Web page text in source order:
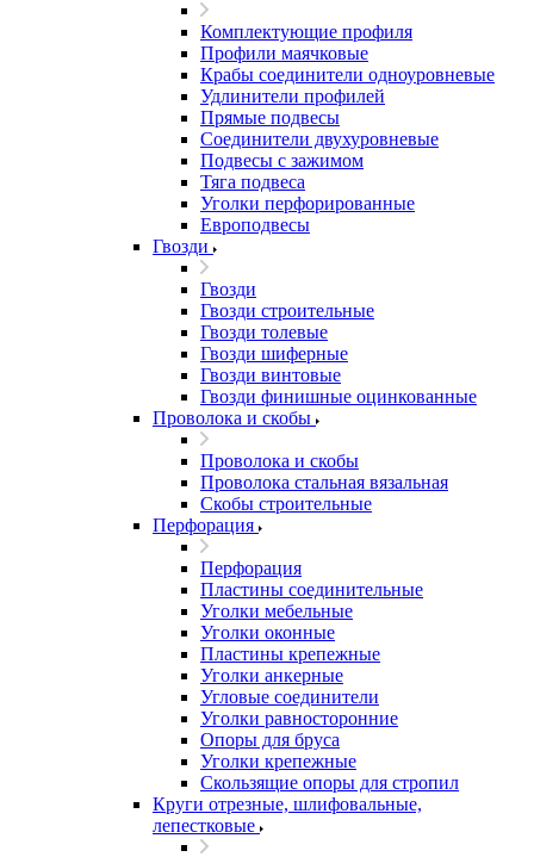
Комплектующие профиля
Профили маячковые
Крабы соединители одноуровневые
Удлинители профилей
Прямые подвесы
Соединители двухуровневые
Подвесы с зажимом
Тяга подвеса
Уголки перфорированные
Европодвесы
Гвозди
Гвозди
Гвозди строительные
Гвозди толевые
Гвозди шиферные
Гвозди винтовые
Гвозди финишные оцинкованные
Проволока и скобы
Проволока и скобы
Проволока стальная вязальная
Скобы строительные
Перфорация
Перфорация
Пластины соединительные
Уголки мебельные
Уголки оконные
Пластины крепежные
Уголки анкерные
Угловые соединители
Уголки равносторонние
Опоры для бруса
Уголки крепежные
Скользящие опоры для стропил
Круги отрезные, шлифовальные,
лепестковые